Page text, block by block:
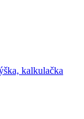
kalkulačka